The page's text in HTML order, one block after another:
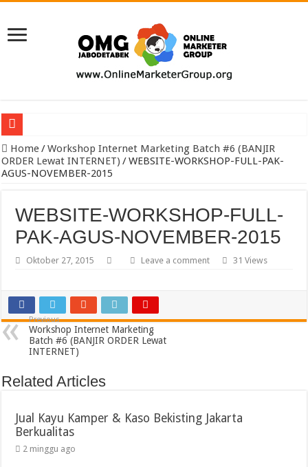
Pengacara Merek Profesional Jakarta Lindungi Hak Merek Bisnis
Home/Workshop Internet Marketing Batch #6 (BANJIR
ORDER Lewat INTERNET) /WEBSITE-WORKSHOP-FULL-PAK-
AGUS-NOVEMBER-2015
WEBSITE-WORKSHOP-FULL-
PAK-AGUS-NOVEMBER-2015
Oktober 27, 2015 Leave a comment 31 Views
Previous
Workshop Internet Marketing
Batch #6 (BANJIR ORDER Lewat
INTERNET)
Related Articles
Jual Kayu Kamper & Kaso Bekisting Jakarta
Berkualitas
2 minggu ago